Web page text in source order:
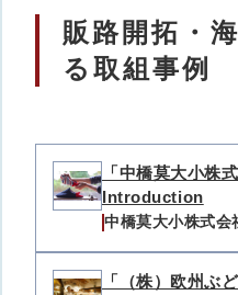
販路開拓・
る取組事例
「中橋莫大小株
Introduction
中橋莫大小株式会
「（株）欧州ぶ